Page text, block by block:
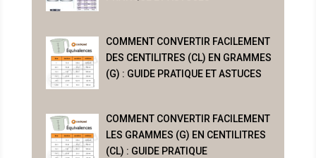
COMMENT CONVERTIR FACILEMENT
DES CENTILITRES (CL) EN GRAMMES
(G) : GUIDE PRATIQUE ET ASTUCES
COMMENT CONVERTIR FACILEMENT
LES GRAMMES (G) EN CENTILITRES
(CL) : GUIDE PRATIQUE